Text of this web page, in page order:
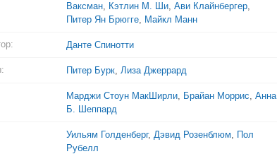
Ваксман, Кэтлин М. Ши, Ави Клайнбергер,
Питер Ян Брюгге, Майкл Манн
Данте Спинотти
Питер Бурк, Лиза Джеррард
Марджи Стоун МакШирли, Брайан Моррис, Анна
Б. Шеппард
Уильям Голденберг, Дэвид Розенблюм, Пол
Рубелл